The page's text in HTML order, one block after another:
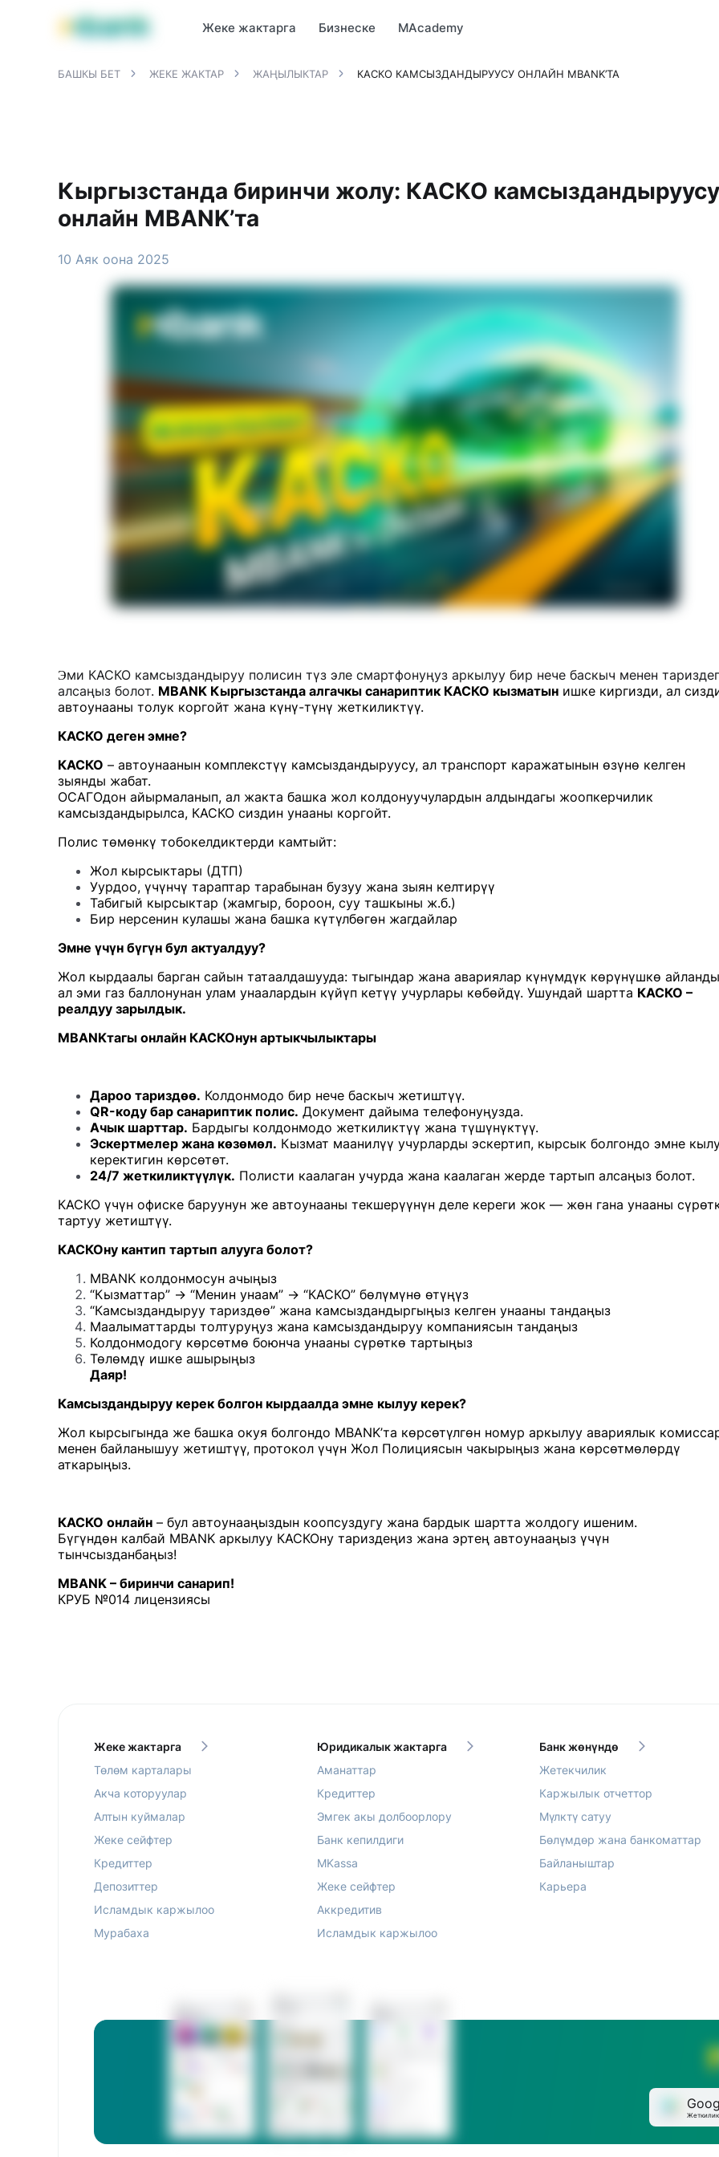
MBANK өнүмдөрү MJunior
Жеке жактарга Бизнеске MAcademy
БАШКЫ БЕТ ЖЕКЕ ЖАКТАР ЖАҢЫЛЫКТАР КАСКО КАМСЫЗДАНДЫРУУСУ ОНЛАЙН MBANK’ТА
Кыргызстанда биринчи жолу: КАСКО камсыздандыруусу
онлайн MBANK’та
10 Аяк оона 2025
Эми КАСКО камсыздандыруу полисин түз эле смартфонуңуз аркылуу бир нече баскыч менен
алсаңыз болот. MBANK Кыргызстанда алгачкы санариптик КАСКО кызматын ишке киргизди, ал
автоунааны толук коргойт жана күнү-түнү жеткиликтүү.
КАСКО деген эмне?
КАСКО – автоунаанын комплекстүү камсыздандыруусу, ал транспорт каражатынын өзүнө келген
зыянды жабат.
ОСАГОдон айырмаланып, ал жакта башка жол колдонуучулардын алдындагы жоопкерчилик
камсыздандырылса, КАСКО сиздин унааны коргойт.
Полис төмөнкү тобокелдиктерди камтыйт:
Жол кырсыктары (ДТП)
Уурдоо, үчүнчү тараптар тарабынан бузуу жана зыян келтирүү
Табигый кырсыктар (жамгыр, бороон, суу ташкыны ж.б.)
Бир нерсенин кулашы жана башка күтүлбөгөн жагдайлар
Эмне үчүн бүгүн бул актуалдуу?
Жол кырдаалы барган сайын татаалдашууда: тыгындар жана авариялар күнүмдүк көрүнүшкө
ал эми газ баллонунан улам унаалардын күйүп кетүү учурлары көбөйдү. Ушундай шартта КАСКО –
реалдуу зарылдык.
MBANKтагы онлайн КАСКОнун артыкчылыктары
Дароо тариздөө. Колдонмодо бир нече баскыч жетиштүү.
QR-коду бар санариптик полис. Документ дайыма телефонуңузда.
Ачык шарттар. Бардыгы колдонмодо жеткиликтүү жана түшүнүктүү.
Эскертмелер жана көзөмөл. Кызмат маанилүү учурларды эскертип, кырсык болгондо эмне
керектигин көрсөтөт.
24/7 жеткиликтүүлүк. Полисти каалаган учурда жана каалаган жерде тартып алсаңыз болот.
КАСКО үчүн офиске баруунун же автоунааны текшерүүнүн деле кереги жок — жөн гана унааны
тартуу жетиштүү.
КАСКОну кантип тартып алууга болот?
MBANK колдонмосун ачыңыз
“Кызматтар” → “Менин унаам” → “КАСКО” бөлүмүнө өтүңүз
“Камсыздандыруу тариздөө” жана камсыздандыргыңыз келген унааны тандаңыз
Маалыматтарды толтуруңуз жана камсыздандыруу компаниясын тандаңыз
Колдонмодогу көрсөтмө боюнча унааны сүрөткө тартыңыз
Төлөмдү ишке ашырыңыз
Даяр!
Камсыздандыруу керек болгон кырдаалда эмне кылуу керек?
Жол кырсыгында же башка окуя болгондо MBANK’та көрсөтүлгөн номур аркылуу авариялык
менен байланышуу жетиштүү, протокол үчүн Жол Полициясын чакырыңыз жана көрсөтмөлөрдү
аткарыңыз.
КАСКО онлайн – бул автоунааңыздын коопсуздугу жана бардык шартта жолдогу ишеним.
Бүгүндөн калбай MBANK аркылуу КАСКОну тариздеңиз жана эртең автоунааңыз үчүн
тынчсызданбаңыз!
MBANK – биринчи санарип!
КРУБ №014 лицензиясы
Жеке жактарга
Төлөм карталары
Акча которуулар
Алтын куймалар
Жеке сейфтер
Кредиттер
Депозиттер
Исламдык каржылоо
Мурабаха
Юридикалык жактарга
Аманаттар
Кредиттер
Эмгек акы долбоорлору
Банк кепилдиги
MKassa
Жеке сейфтер
Аккредитив
Исламдык каржылоо
Банк жөнүндө
Жетекчилик
Каржылык отчеттор
Мүлктү сатуу
Бөлүмдөр жана банкоматтар
Байланыштар
Карьера